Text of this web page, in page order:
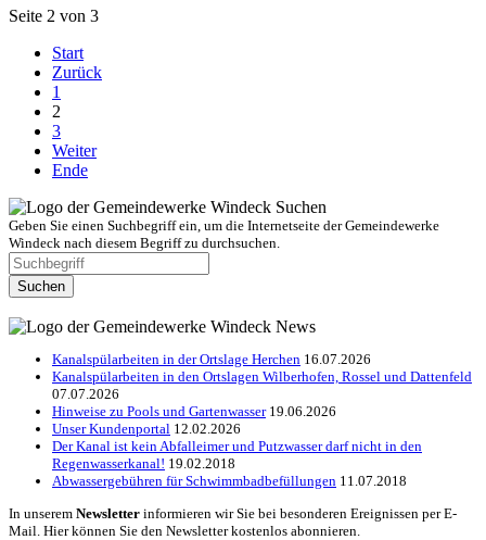
Seite 2 von 3
Start
Zurück
1
2
3
Weiter
Ende
Suchen
Geben Sie einen Suchbegriff ein, um die Internetseite der Gemeindewerke
Windeck nach diesem Begriff zu durchsuchen.
Suchen
News
Kanalspülarbeiten in der Ortslage Herchen 16.07.2026
Kanalspülarbeiten in den Ortslagen Wilberhofen, Rossel und Dattenfeld
07.07.2026
Hinweise zu Pools und Gartenwasser 19.06.2026
Unser Kundenportal 12.02.2026
Der Kanal ist kein Abfalleimer und Putzwasser darf nicht in den
Regenwasserkanal! 19.02.2018
Abwassergebühren für Schwimmbadbefüllungen 11.07.2018
In unserem Newsletter informieren wir Sie bei besonderen Ereignissen per E-
Mail. Hier können Sie den Newsletter kostenlos abonnieren.